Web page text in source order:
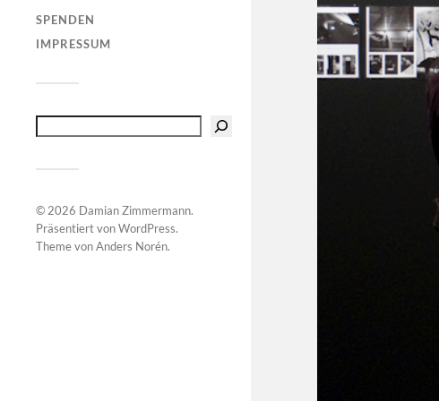
SPENDEN
IMPRESSUM
© 2026 Damian Zimmermann.
Präsentiert vonWordPress.
Theme vonAnders Norén.